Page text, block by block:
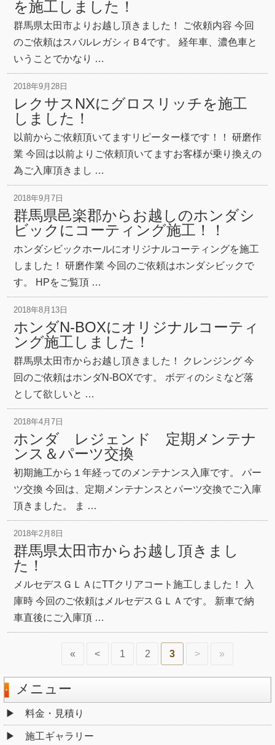
を施工しました！
群馬県太田市よりお越し頂きました！ ご依頼内容 今回
のご依頼はスバルレガシィＢ4です。 経年車、濃色車と
いうことでかなり …
2018年9月28日
レクサスNXにグロスリッチを施工
しました！
以前からご依頼頂いてますリピーター様です！！ 研磨作
業 今回は以前よりご依頼頂いてますお客様が乗り換えの
為ご入庫頂きまし …
2018年9月7日
群馬県邑楽郡からお越しのホンダシ
ビックにコーティング施工！！
ホンダシビックホールにオリジナルコーティングを施工
しました！ 研磨作業 今回のご依頼はホンダシビックで
す。 HPをご覧頂 …
2018年8月13日
ホンダN-BOXにオリジナルコーティ
ング施工しました！
群馬県太田市からお越し頂きました！ クレンジング 今
回のご依頼はホンダN-BOXです。 ボディのシミなど落
として欲しいと …
2018年4月7日
ホンダ レジェンド 定期メンテナ
ンス＆パーツ交換
初期施工から１年経ってのメンテナンス入庫です。 パー
ツ交換 今回は、定期メンテナンスとパーツ交換でご入庫
頂きました。 ま …
2018年2月8日
群馬県太田市からお越し頂きまし
た！
メルセデスＧＬＡにTTクリアコート施工しました！ 入
庫時 今回のご依頼はメルセデスＧＬＡです。 新車で納
車直後にご入庫頂 …
« < 1 2 3 > »
メニュー
料金・見積り
施工ギャラリー